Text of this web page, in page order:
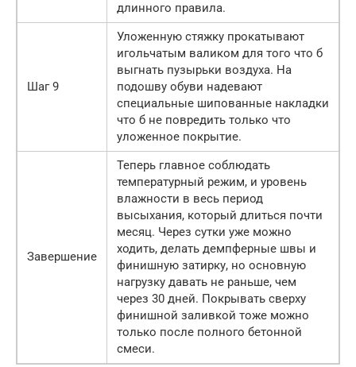
длинного правила.
Шаг 9
Уложенную стяжку прокатывают
игольчатым валиком для того что б
выгнать пузырьки воздуха. На
подошву обуви надевают
специальные шипованные накладки
что б не повредить только что
уложенное покрытие.
Завершение
Теперь главное соблюдать
температурный режим, и уровень
влажности в весь период
высыхания, который длиться почти
месяц. Через сутки уже можно
ходить, делать демпферные швы и
финишную затирку, но основную
нагрузку давать не раньше, чем
через 30 дней. Покрывать сверху
финишной заливкой тоже можно
только после полного бетонной
смеси.